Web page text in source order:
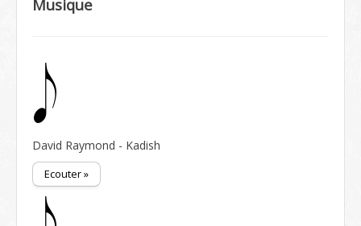
Musique
David Raymond - Kadish
Ecouter »